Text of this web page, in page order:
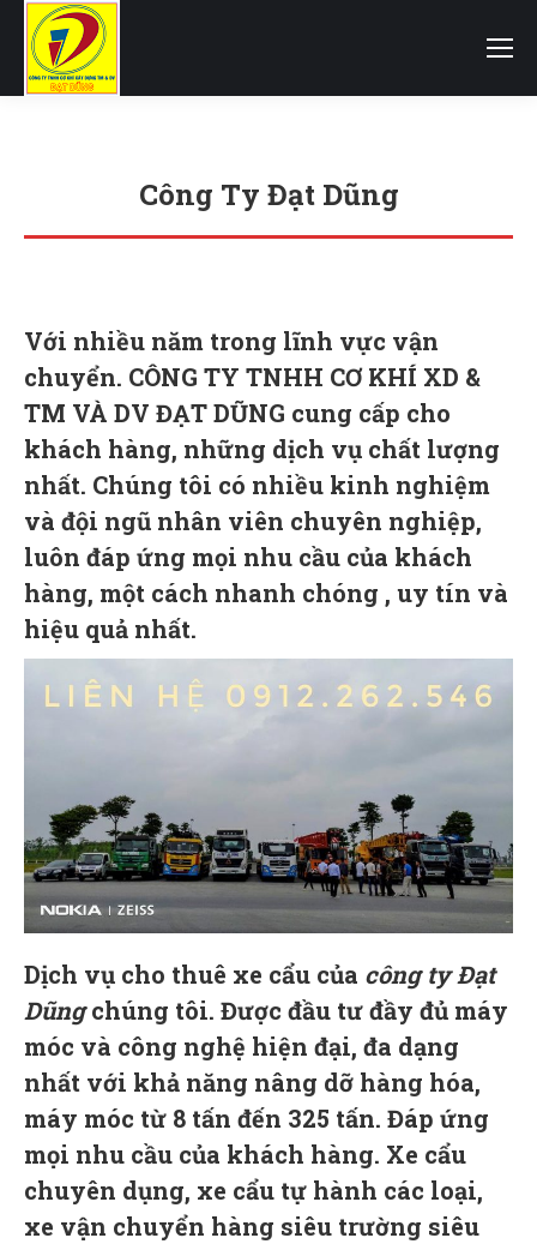
Công Ty Đạt Dũng
You are here:
Với nhiều năm trong lĩnh vực vận
chuyển. CÔNG TY TNHH CƠ KHÍ XD &
TM VÀ DV ĐẠT DŨNG cung cấp cho
khách hàng, những dịch vụ chất lượng
nhất. Chúng tôi có nhiều kinh nghiệm
và đội ngũ nhân viên chuyên nghiệp,
luôn đáp ứng mọi nhu cầu của khách
hàng, một cách nhanh chóng , uy tín và
hiệu quả nhất.
Dịch vụ cho thuê xe cẩu của công ty Đạt
Dũngchúng tôi. Được đầu tư đầy đủ máy
móc và công nghệ hiện đại, đa dạng
nhất với khả năng nâng dỡ hàng hóa,
máy móc từ 8 tấn đến 325 tấn. Đáp ứng
mọi nhu cầu của khách hàng. Xe cẩu
chuyên dụng, xe cẩu tự hành các loại,
xe vận chuyển hàng siêu trường siêu